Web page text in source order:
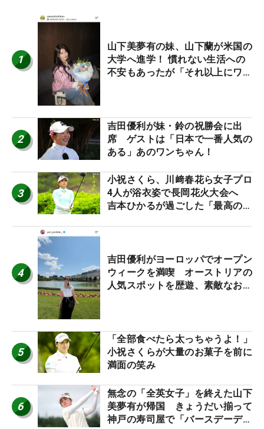
1
山下美夢有の妹、山下蘭が米国の
大学へ進学！ 慣れない生活への
不安もあったが「それ以上にワク
2
吉田優利が妹・鈴の祝勝会に出
席 ゲストは「日本で一番人気の
ある」あのワンちゃん！
3
小祝さくら、川﨑春花ら女子プロ
4人が浴衣姿で長岡花火大会へ
吉本ひかるが過ごした「最高の夏
4
吉田優利がヨーロッパでオープン
ウィークを満喫 オーストリアの
人気スポットを歴遊、素敵なお土
5
「全部食べたら太っちゃうよ！」
小祝さくらが大量のお菓子を前に
満面の笑み
6
無念の「全英女子」を終えた山下
美夢有が帰国 きょうだい揃って
神戸の寿司屋で「バースデーディ